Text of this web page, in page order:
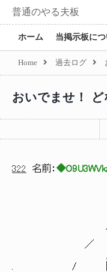
普通のやる夫板
ホーム 当掲示板に
Home 過去ログ
おいでませ！
322 名前：
-
(
''"ﾟ~￣
´ ／
／ /
/ |
. / | |